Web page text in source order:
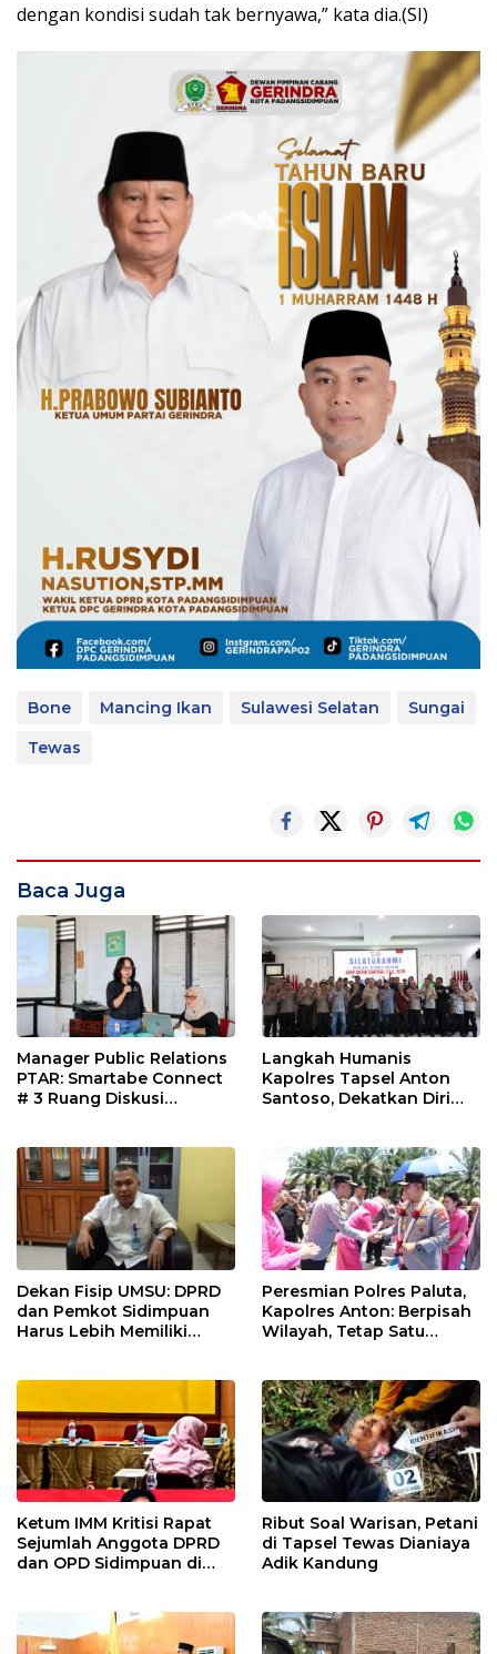
dengan kondisi sudah tak bernyawa,” kata dia.(SI)
Bone Mancing Ikan Sulawesi Selatan
Sungai
Tewas
Baca Juga
Manager Public Relations
PTAR: Smartabe Connect
# 3 Ruang Diskusi
Langkah Humanis
Kapolres Tapsel Anton
Santoso, Dekatkan Diri
Dekan Fisip UMSU: DPRD
dan Pemkot Sidimpuan
Harus Lebih Memiliki
Peresmian Polres Paluta,
Kapolres Anton: Berpisah
Wilayah, Tetap Satu
Ketum IMM Kritisi Rapat
Sejumlah Anggota DPRD
dan OPD Sidimpuan di
Ribut Soal Warisan, Petani
di Tapsel Tewas Dianiaya
Adik Kandung